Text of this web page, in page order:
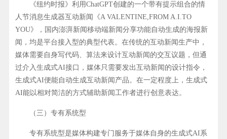
《纽约时报》利用ChatGPT创建的一个带有提示组合的情
人节消息生成器互动新闻《A VALENTINE,FROM A.I.TO
YOU》，国内澎湃新闻移动端新闻分享功能自动生成的海报新
闻，均是平台接入型的典型代表。在传统的互动新闻生产中，
媒体需要自身写代码、算法来设计互动新闻的交互议题，但通
过介入生成式AI接口，媒体只需要发出互动新闻的设计指令，
生成式AI便能自动生成互动新闻产品。在一定程度上，生成式
AI能以相对简洁的方式辅助新闻工作者进行创意表达。
（三）专有系统型
专有系统型是媒体构建专门服务于媒体自身的生成式AI系